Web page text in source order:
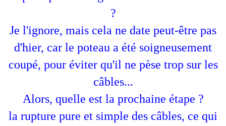
?
Je l'ignore, mais cela ne date peut-être pas
d'hier, car le poteau a été soigneusement
coupé, pour éviter qu'il ne pèse trop sur les
câbles...
Alors, quelle est la prochaine étape ?
la rupture pure et simple des câbles, ce qui